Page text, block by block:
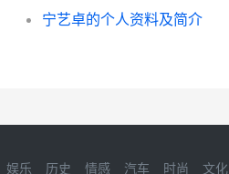
宁艺卓的个人资料及简介
娱乐 历史 情感 汽车 时尚 文化